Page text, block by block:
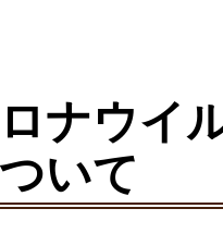
ナウイ
いて